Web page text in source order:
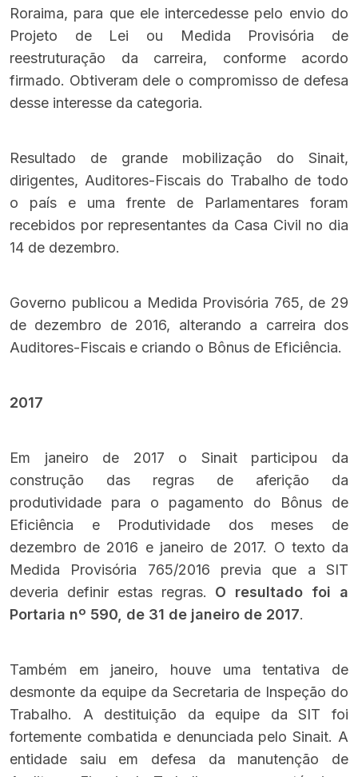
Roraima, para que ele intercedesse pelo envio do
Projeto de Lei ou Medida Provisória de
reestruturação da carreira, conforme acordo
firmado. Obtiveram dele o compromisso de defesa
desse interesse da categoria.
Resultado de grande mobilização do Sinait,
dirigentes, Auditores-Fiscais do Trabalho de todo
o país e uma frente de Parlamentares foram
recebidos por representantes da Casa Civil no dia
14 de dezembro.
Governo publicou a Medida Provisória 765, de 29
de dezembro de 2016, alterando a carreira dos
Auditores-Fiscais e criando o Bônus de Eficiência.
2017
Em janeiro de 2017 o Sinait participou da
construção das regras de aferição da
produtividade para o pagamento do Bônus de
Eficiência e Produtividade dos meses de
dezembro de 2016 e janeiro de 2017. O texto da
Medida Provisória 765/2016 previa que a SIT
deveria definir estas regras. O resultado foi a
Portaria nº 590, de 31 de janeiro de 2017.
Também em janeiro, houve uma tentativa de
desmonte da equipe da Secretaria de Inspeção do
Trabalho. A destituição da equipe da SIT foi
fortemente combatida e denunciada pelo Sinait. A
entidade saiu em defesa da manutenção de